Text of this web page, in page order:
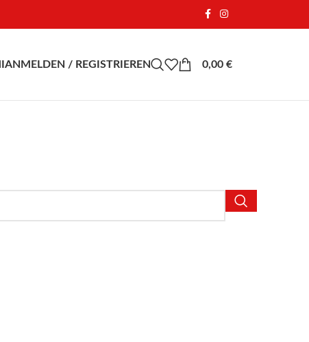
ANMELDEN / REGISTRIEREN 0,00 €